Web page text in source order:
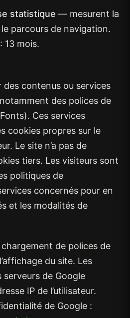
statistique — mesurent la
parcours de navigation.
13 mois.
contenus ou services
des polices de
Ces services
cookies propres sur le
Le site n’a pas de
tiers. Les visiteurs sont
politiques de
concernés pour en
et les modalités de
de polices de
du site. Les
serveurs de Google
IP de l’utilisateur.
de Google :